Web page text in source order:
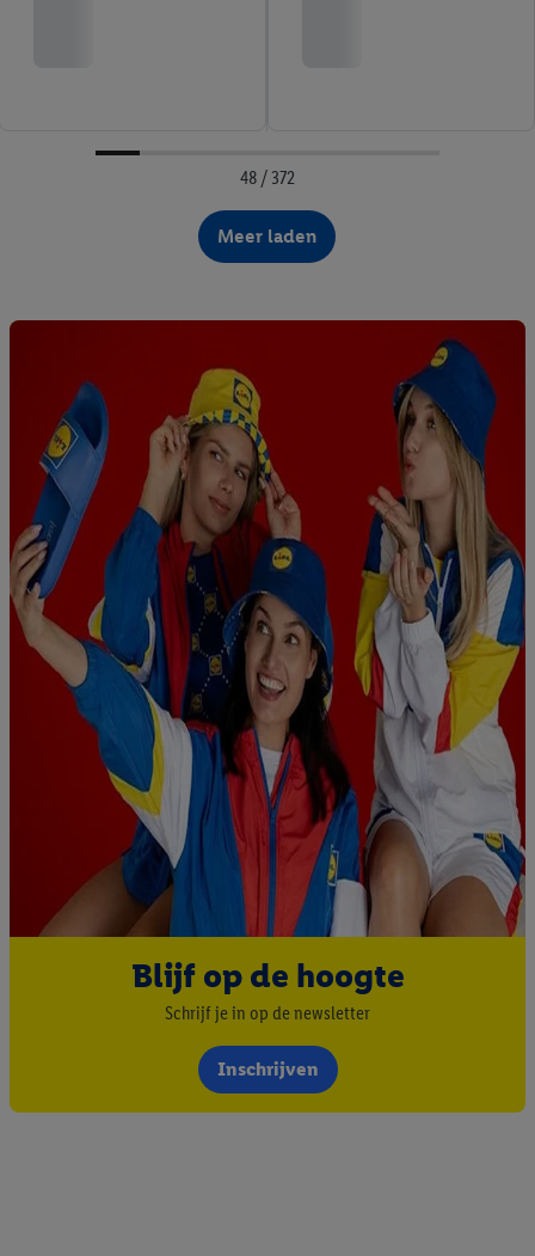
48 / 372
Meer laden
Blijf op de hoogte
Schrijf je in op de newsletter
Inschrijven